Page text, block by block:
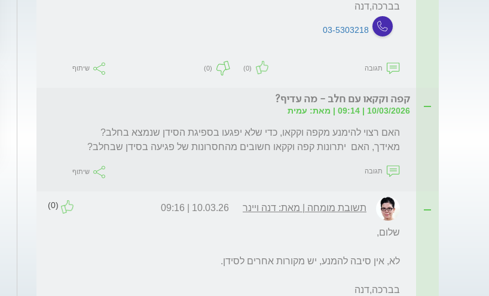
בברכה,דנה
03-5303218
תגובה (0)
(0) שיתוף
קפה וקקאו עם חלב - מה עדיף?
10/03/2026 | 09:14 | מאת: עמית
מאידך, האם  יתרונות קפה וקקאו חשובים מהחסרונות של פגיעה בסידן שבחלב?
תגובה שיתוף
תשובת מומחה | מאת: דנה ויינר 10.03.26 | 09:16
(0)
בברכה,דנה